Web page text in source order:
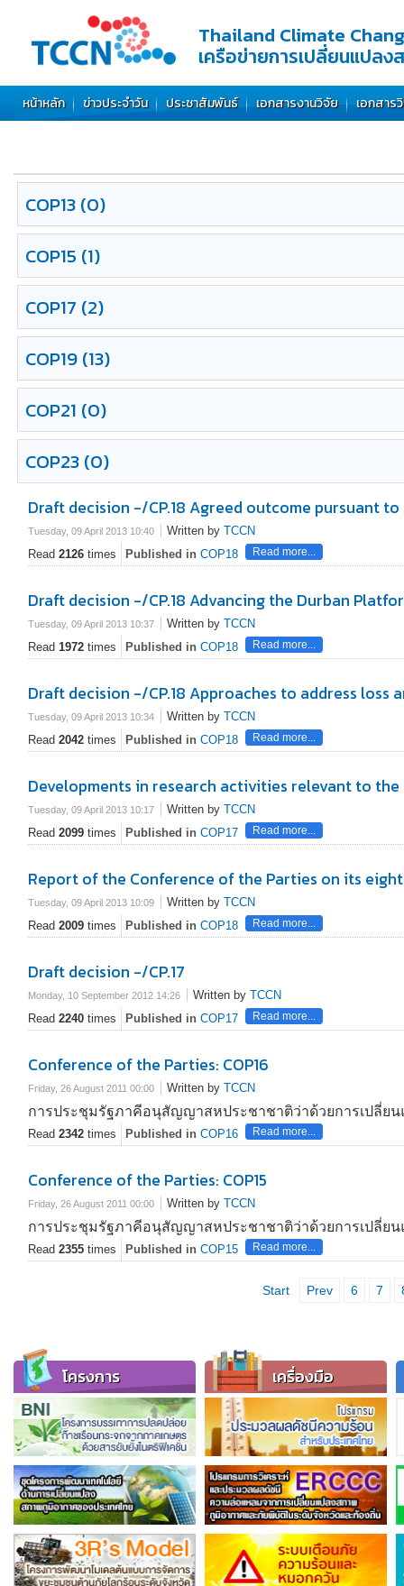
Thailand Climate
เครือข่ายการเปลี่ยนแปลง
หน้าหลัก ข่าวประจำวัน ประชาสัมพันธ์ เอกสารงานวิจัย เอกสาร
COP13(0)
COP15 (1)
COP17 (2)
COP19(13)
COP21 (0)
COP23(0)
Draft decision -/CP.18 Agreed outcome pursuant
Tuesday, 09 April 2013 10:40 Written by TCCN
Read 2126 times Published in COP18 Read more...
Draft decision -/CP.18 Advancing the Durban
Tuesday, 09 April 2013 10:37 Written by TCCN
Read 1972 times Published in COP18 Read more...
Draft decision -/CP.18 Approaches to address loss
Tuesday, 09 April 2013 10:34 Written by TCCN
Read 2042 times Published in COP18 Read more...
Developments in research activities relevant to
Tuesday, 09 April 2013 10:17 Written by TCCN
Read 2099 times Published in COP17 Read more...
Report of the Conference of the Parties on its
Tuesday, 09 April 2013 10:09 Written by TCCN
Read 2009 times Published in COP18 Read more...
Draft decision -/CP.17
Monday, 10 September 2012 14:26 Written by TCCN
Read 2240 times Published in COP17 Read more...
Conference of the Parties: COP16
Friday, 26 August 2011 00:00 Written by TCCN
การประชุมรัฐภาคีอนุสัญญาสหประชาชาติว่าด้วยการเปลี่ย
Read 2342 times Published in COP16 Read more...
Conference of the Parties: COP15
Friday, 26 August 2011 00:00 Written by TCCN
การประชุมรัฐภาคีอนุสัญญาสหประชาชาติว่าด้วยการเปลี่ย
Read 2355 times Published in COP15 Read more...
Start Prev 6 7
โครงการ เครื่องมือ